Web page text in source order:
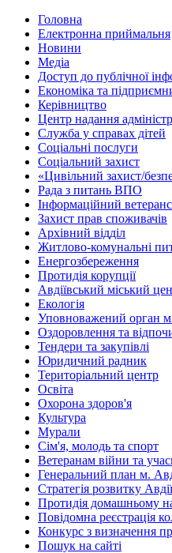
Головна
Електронна приймальня
Новини
Медіа
Доступ до публічної
Економіка та
Керівництво
Центр надання
Служба у справах дітей
Соціальні послуги
Соціальний захист
«Цивільний захист/
Рада з питань ВПО
Інформаційний
Захист прав споживачів
Архівний відділ
Житлово-комунальні
Енергозбереження
Протидія корупції
Авдіївський міський
Екологія
Уповноважений орган
Оздоровлення та
Тендери та закупівлі
Юридичний радник
Територіальний центр
Освіта
Охорона здоров'я
Культура
Мурали
Сім'я, молодь та спорт
Ветеранам війни та
Генеральний план м.
Стратегія розвитку
Протидія домашньому
Повідомна реєстрація
Конкурс з визначення
Пошук на сайті